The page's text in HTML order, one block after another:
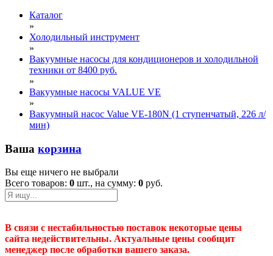
Каталог
»
Холодильный инструмент
»
Вакуумные насосы для кондиционеров и холодильной
техники от 8400 руб.
»
Вакуумные насосы VALUE VE
»
Вакуумный насос Value VE-180N (1 ступенчатый, 226 л/
мин)
Ваша корзина
Вы еще ничего не выбрали
Всего товаров: 0 шт., на сумму: 0 руб.
В связи с нестабильностью поставок некоторые цены
сайта недействительны. Актуальные цены сообщит
менеджер после обработки вашего заказа.